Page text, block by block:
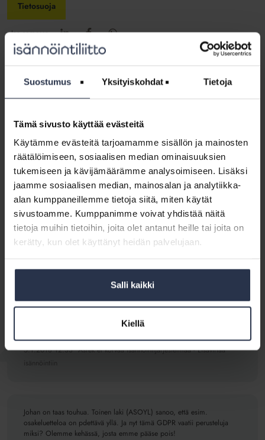
Suostumus Yksityiskohdat Tietoja
Tämä sivusto käyttää evästeitä
Käytämme evästeitä tarjoamamme sisällön ja mainosten
räätälöimiseen, sosiaalisen median ominaisuuksien
tukemiseen ja kävijämäärämme analysoimiseen. Lisäksi
jaamme sosiaalisen median, mainosalan ja analytiikka-
alan kumppaneillemme tietoja siitä, miten käytät
sivustoamme. Kumppanimme voivat yhdistää näitä
tietoja muihin tietoihin, joita olet antanut heille tai joita on
kerätty, kun olet käyttänyt heidän palvelujaan.
Salli kaikki
Kiellä
Tietosuoja
Jaa somessa
Kirjoittaja: Jaana Sallmén
Varatuomari Jaana Sallmén työskenteli Isännöintiliiton lakiasiantuntijana
maaliskuuhun 2020.
Katso kaikki artikkelit kirjoittajalta Jaana Sallmén
2 kommenttia
[…] tuo helpotusta isännöinnin arkeen myös tietosuojan kannalta.
Uudistuksen myötä taloyhtiön ylläpitämä osakeluettelo, yksi isännöinnin
5.1.2018 12:33 Asrek ei korvaa isännöintijärjestelmää - Lisävirtaa
Johan on taas touhua. Toinen laki (ASOYL) sanoo, että esim.
osakeluetteloa on pdettävä yllä. Ja nyt tämä GDPR vaatii perusteluja
miksi? Olemme kehässä, josta emme pääse pois!